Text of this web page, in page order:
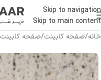
Skip to navigation
Skip to main content
خانه/صفحه کابینت/صفحه کابینت MDF